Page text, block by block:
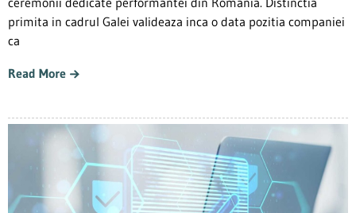
primita in cadrul Galei valideaza inca o data pozitia companiei
ca
Read More